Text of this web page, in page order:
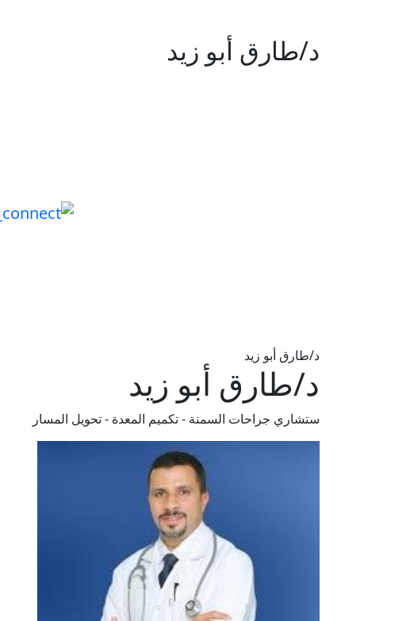
د/طارق أبو زيد
د/طارق أبو زيد
د/طارق أبو زيد
ستشاري جراحات السمنة - تكميم المعدة - تحويل المسار